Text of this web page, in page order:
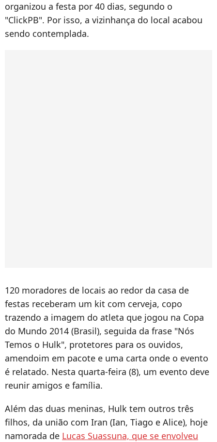
organizou a festa por 40 dias, segundo o
"ClickPB". Por isso, a vizinhança do local acabou
sendo contemplada.
120 moradores de locais ao redor da casa de
festas receberam um kit com cerveja, copo
trazendo a imagem do atleta que jogou na Copa
do Mundo 2014 (Brasil), seguida da frase "Nós
Temos o Hulk", protetores para os ouvidos,
amendoim em pacote e uma carta onde o evento
é relatado. Nesta quarta-feira (8), um evento deve
reunir amigos e família.
Além das duas meninas, Hulk tem outros três
filhos, da união com Iran (Ian, Tiago e Alice), hoje
namorada de Lucas Suassuna, que se envolveu